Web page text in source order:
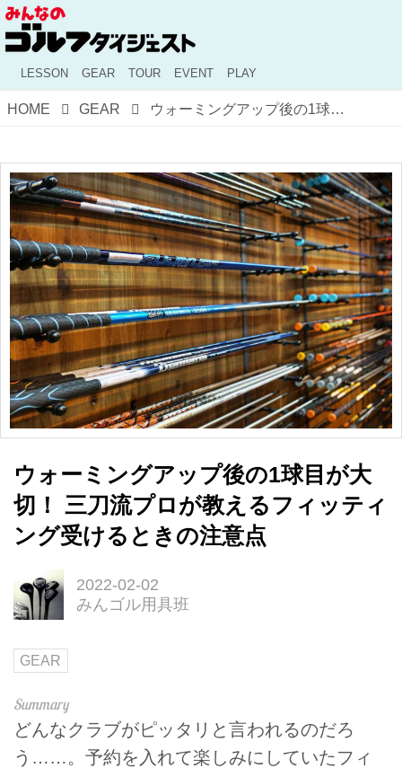
LESSON GEAR TOUR EVENT PLAY
HOME GEAR ウォーミングアップ後の1球目が大切！ 三刀流プロが教えるフィッティング受けるときの注意点
ウォーミングアップ後の1球目が大
切！ 三刀流プロが教えるフィッティ
ング受けるときの注意点
2022-02-02
みんゴル用具班
GEAR
どんなクラブがピッタリと言われるのだろ
う……。予約を入れて楽しみにしていたフィ